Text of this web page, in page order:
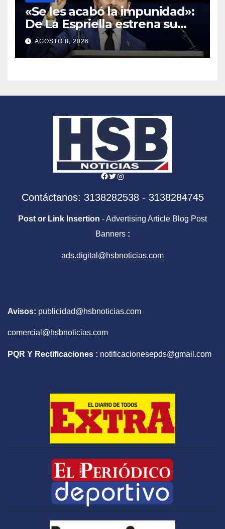
«Se les acabó la impunidad»:
De La Espriella estrena su
política de ‘mano de hierro’
con la caída del segundo al
mando de los Comandos de
AGOSTO 8, 2026
Facebook
Twitter
Instagram
Contáctanos: 3138282538 - 3138284745
Post or Link Insertion - Advertising Article Blog Post
Banners :
ads.digital@hsbnoticias.com
Avisos: publicidad@hsbnoticias.com
comercial@hsbnoticias.com
PQR Y Rectificaciones : notificacionesepds@gmail.com